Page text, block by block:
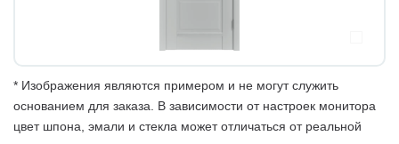
* Изображения являются примером и не могут служить
основанием для заказа. В зависимости от настроек монитора
цвет шпона, эмали и стекла может отличаться от реальной